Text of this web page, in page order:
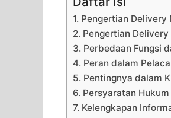
1. Pengertian Delivery
2. Pengertian
3. Perbedaan Fungsi
4. Peran dalam
5. Pentingnya dalam
6. Persyaratan
7. Kelengkapan